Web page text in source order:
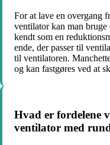
For at lave en overgang
ventilator kan man bruge
kendt som en
ende, der passer til
til ventilatoren.
og kan fastgøres ved at
Hvad er fordelene
ventilator med